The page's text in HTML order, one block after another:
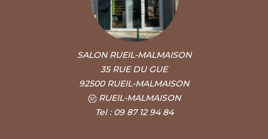
SALON RUEIL-MALMAISON
35 RUE DU GUE
92500 RUEIL-MALMAISON
RUEIL-MALMAISON
Tel : 09 87 12 94 84